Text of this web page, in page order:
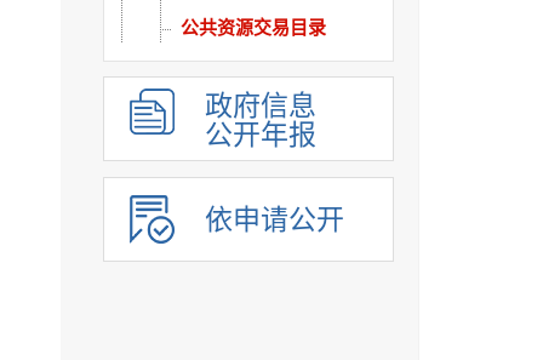
公共资源交易目录
工程建设项目招标投...
市公共资源（国有产...
政府集中采购
应急管理
公共企事业单位信息
执行信息
政府信息
公开年报
依申请公开